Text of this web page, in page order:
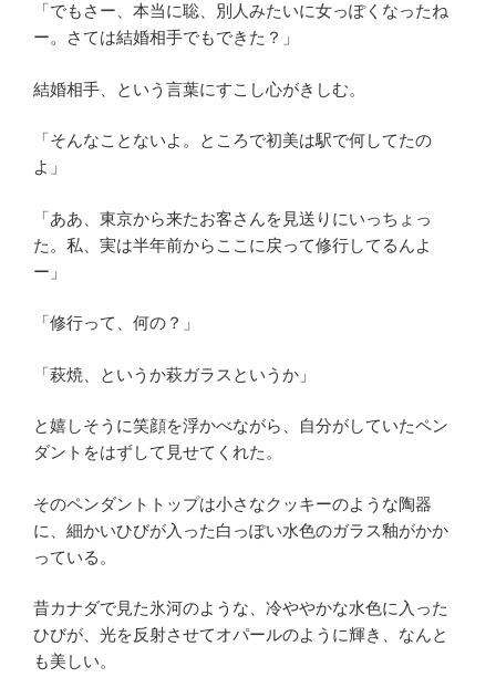
「でもさー、本当に聡、別人みたいに女っぽくなったね
ー。さては結婚相手でもできた？」
結婚相手、という言葉にすこし心がきしむ。
「そんなことないよ。ところで初美は駅で何してたの
よ」
「ああ、東京から来たお客さんを見送りにいっちょっ
た。私、実は半年前からここに戻って修行してるんよ
ー」
「修行って、何の？」
「萩焼、というか萩ガラスというか」
と嬉しそうに笑顔を浮かべながら、自分がしていたペン
ダントをはずして見せてくれた。
そのペンダントトップは小さなクッキーのような陶器
に、細かいひびが入った白っぽい水色のガラス釉がかか
っている。
昔カナダで見た氷河のような、冷ややかな水色に入った
ひびが、光を反射させてオパールのように輝き、なんと
も美しい。